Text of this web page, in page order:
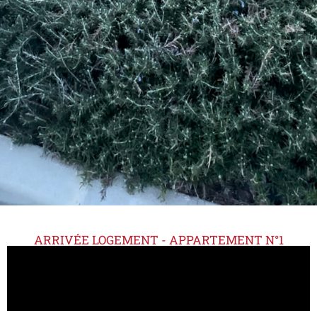
ARRIVÉE LOGEMENT - APPARTEMENT N°1